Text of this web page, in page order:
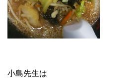
小島先生は